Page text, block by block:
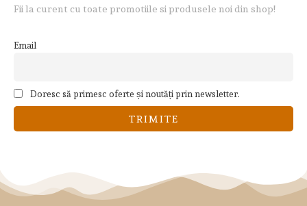
Fii la curent cu toate promotiile si produsele noi din shop!
Email
Doresc să primesc oferte și noutăți prin newsletter.